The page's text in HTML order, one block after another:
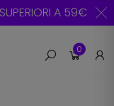
A 59€
0